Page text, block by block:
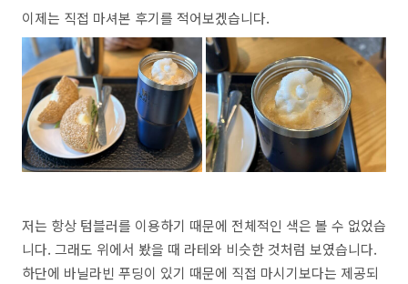
이제는 직접 마셔본 후기를 적어보겠습니다.
저는 항상 텀블러를 이용하기 때문에 전체적인 색은 볼 수 없었습
니다. 그래도 위에서 봤을 때 라테와 비슷한 것처럼 보였습니다.
하단에 바닐라빈 푸딩이 있기 때문에 직접 마시기보다는 제공되